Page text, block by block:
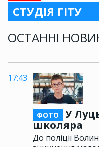
СТУДІЯ ГІТУ
ОСТАННІ
17:43
ФОТО
У
школяра
До поліції